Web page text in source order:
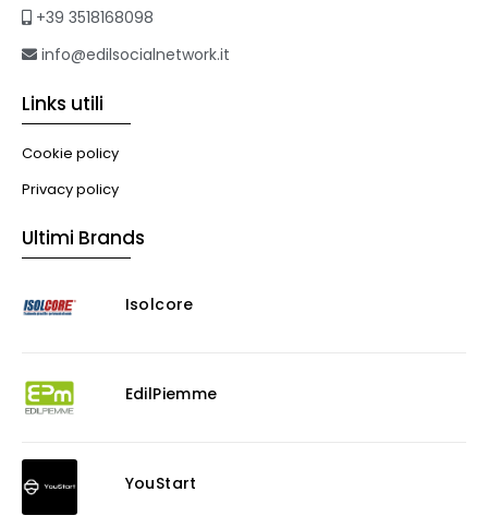
+39 3518168098
info@edilsocialnetwork.it
Links utili
Cookie policy
Privacy policy
Ultimi Brands
Isolcore
EdilPiemme
YouStart